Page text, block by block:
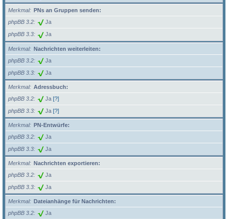
Merkmal
PNs an Gruppen senden:
phpBB 3.2
Ja
phpBB 3.3 Ja
Merkmal
Nachrichten weiterleiten:
phpBB 3.2
Ja
phpBB 3.3 Ja
Merkmal
Adressbuch:
phpBB 3.2
Ja [?]
phpBB 3.3 Ja [?]
Merkmal
PN-Entwürfe:
phpBB 3.2
Ja
phpBB 3.3 Ja
Merkmal
Nachrichten exportieren:
phpBB 3.2
Ja
phpBB 3.3 Ja
Merkmal
Dateianhänge für Nachrichten:
phpBB 3.2
Ja